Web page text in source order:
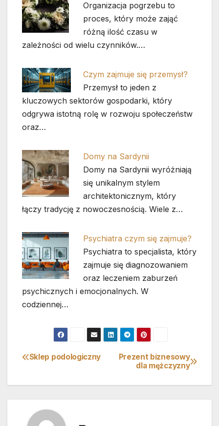
Organizacja pogrzebu to
proces, który może zająć
różną ilość czasu w
zależności od wielu czynników.…
Czym zajmuje się przemysł?
Przemysł to jeden z
kluczowych sektorów gospodarki, który
odgrywa istotną rolę w rozwoju społeczeństw
oraz…
Domy na Sardynii
Domy na Sardynii wyróżniają
się unikalnym stylem
architektonicznym, który
łączy tradycję z nowoczesnością. Wiele z…
Psychiatra czym się zajmuje?
Psychiatra to specjalista, który
zajmuje się diagnozowaniem
oraz leczeniem zaburzeń
psychicznych i emocjonalnych. W
codziennej…
Nawigacja
wpisu
Prezent biznesowy
dla mężczyzny
Sklep podologiczny